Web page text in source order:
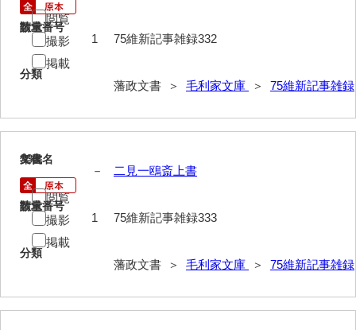
請求番号
75維新記事雑録332
分類
藩政文書 ＞ 毛利家文庫 ＞ 75維新記事雑録
数量
1
閲覧
撮影
掲載
333
文書名
二見一鴎斎上書
請求番号
75維新記事雑録333
分類
藩政文書 ＞ 毛利家文庫 ＞ 75維新記事雑録
年代
－
数量
1
閲覧
撮影
掲載